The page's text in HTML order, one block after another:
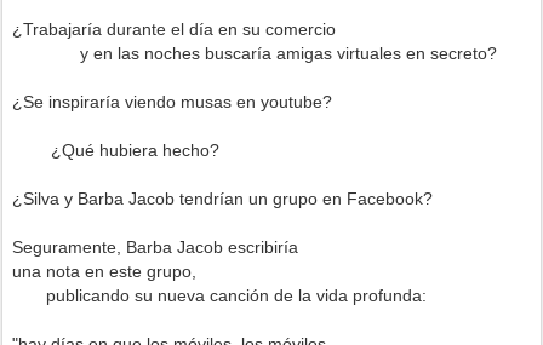
¿Trabajaría durante el día en su comercio
y en las noches buscaría amigas virtuales en secreto?
¿Se inspiraría viendo musas en youtube?
¿Qué hubiera hecho?
¿Silva y Barba Jacob tendrían un grupo en Facebook?
Seguramente, Barba Jacob escribiría
una nota en este grupo,
publicando su nueva canción de la vida profunda: